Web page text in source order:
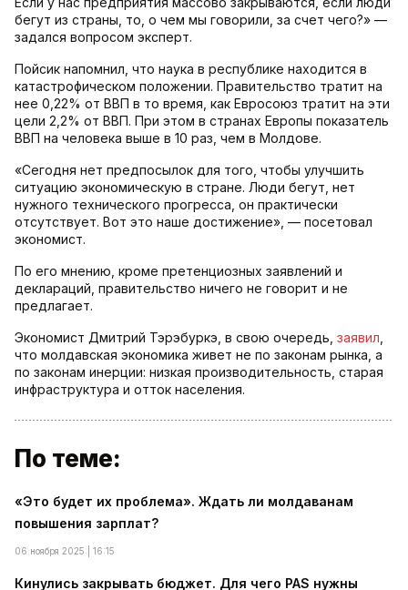
бегут из страны, то, о чем мы говорили, за счет чего?» —
задался вопросом эксперт.
Пойсик напомнил, что наука в республике находится в
катастрофическом положении. Правительство тратит на
нее 0,22% от ВВП в то время, как Евросоюз тратит на эти
цели 2,2% от ВВП. При этом в странах Европы показатель
ВВП на человека выше в 10 раз, чем в Молдове.
«Сегодня нет предпосылок для того, чтобы улучшить
ситуацию экономическую в стране. Люди бегут, нет
нужного технического прогресса, он практически
отсутствует. Вот это наше достижение», — посетовал
экономист.
По его мнению, кроме претенциозных заявлений и
деклараций, правительство ничего не говорит и не
предлагает.
Экономист Дмитрий Тэрэбуркэ, в свою очередь, заявил
что молдавская экономика живет не по законам рынка, а
по законам инерции: низкая производительность, старая
инфраструктура и отток населения.
По теме:
«Это будет их проблема». Ждать ли молдаванам
повышения зарплат?
06 ноября 2025 | 16:15
Кинулись закрывать бюджет. Для чего PAS нужны